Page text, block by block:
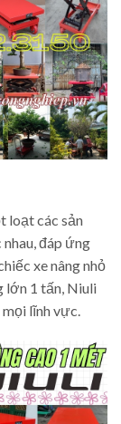
loạt các sản
đáp ứng
xe nâng nhỏ
lớn 1 tấn, Niuli
lĩnh vực.